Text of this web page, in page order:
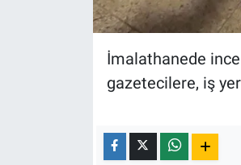
İmalathanede
gazetecilere, iş